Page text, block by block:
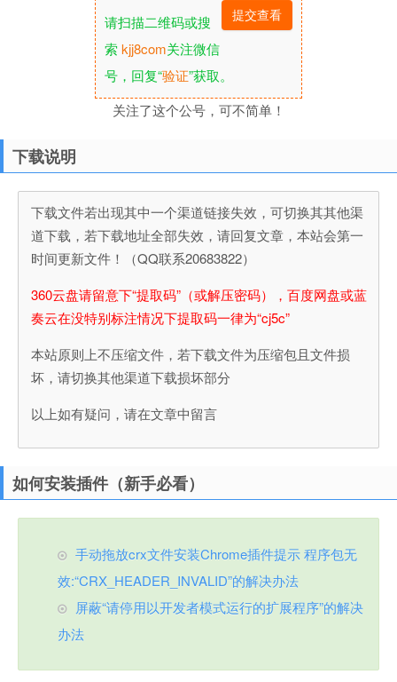
请扫描二维码或搜
索kjj8com关注微信
号，回复“验证”获取。
关注了这个公号，可不简单！
下载说明
下载文件若出现其中一个渠道链接失效，可切换其其他渠
道下载，若下载地址全部失效，请回复文章，本站会第一
时间更新文件！（QQ联系20683822）
360云盘请留意下“提取码”（或解压密码），百度网盘或蓝
奏云在没特别标注情况下提取码一律为“cj5c”
本站原则上不压缩文件，若下载文件为压缩包且文件损
坏，请切换其他渠道下载损坏部分
以上如有疑问，请在文章中留言
如何安装插件（新手必看）
手动拖放crx文件安装Chrome插件提示 程序包无
效:“CRX_HEADER_INVALID”的解决办法
屏蔽“请停用以开发者模式运行的扩展程序”的解决
办法